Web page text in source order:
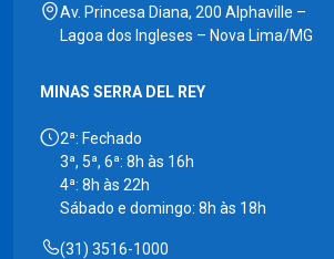
Av. Princesa Diana, 200 Alphaville –
Lagoa dos Ingleses – Nova Lima/MG
MINAS SERRA DEL REY
2ª: Fechado
3ª, 5ª, 6ª: 8h às 16h
4ª: 8h às 22h
Sábado e domingo: 8h às 18h
(31) 3516-1000